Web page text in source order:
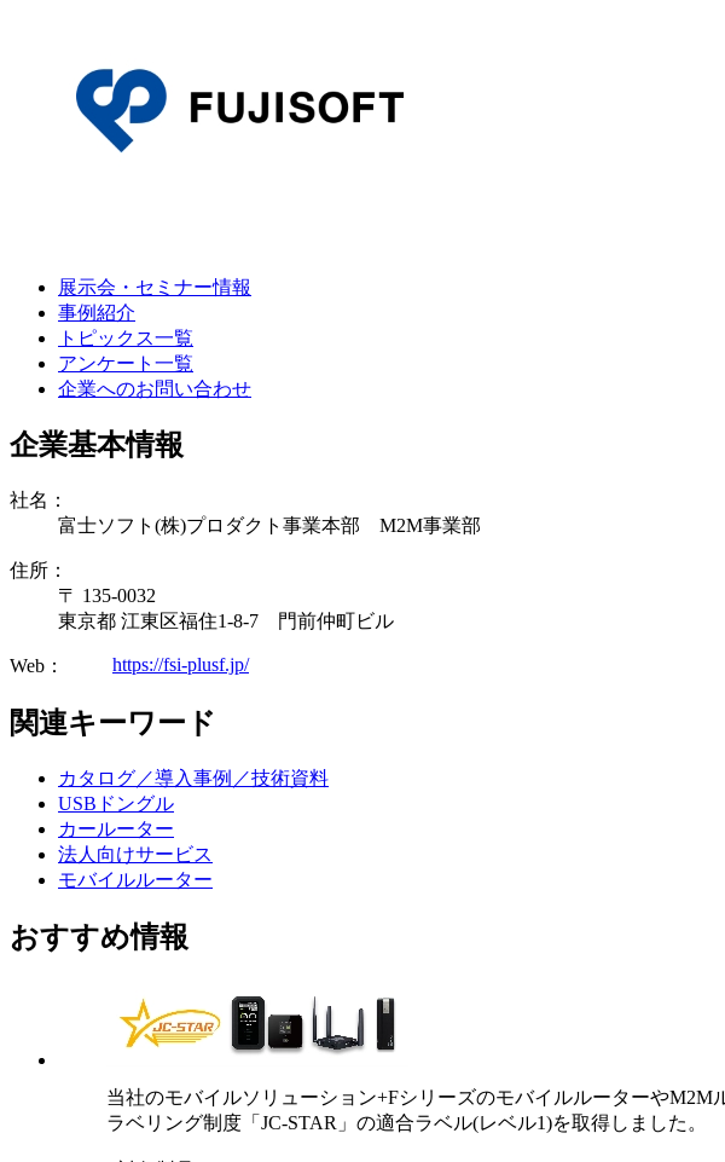
展示会・セミナー情報
事例紹介
トピックス一覧
アンケート一覧
企業へのお問い合わせ
企業基本情報
社名：
富士ソフト(株)プロダクト事業本部 M2M事業部
住所：
〒 135-0032
東京都 江東区福住1-8-7 門前仲町ビル
Web： https://fsi-plusf.jp/
関連キーワード
カタログ／導入事例／技術資料
USBドングル
カールーター
法人向けサービス
モバイルルーター
おすすめ情報
当社のモバイルソリューション+Fシリーズのモバイルルーターや
ラベリング制度「JC-STAR」の適合ラベル(レベル1)を取得しました。